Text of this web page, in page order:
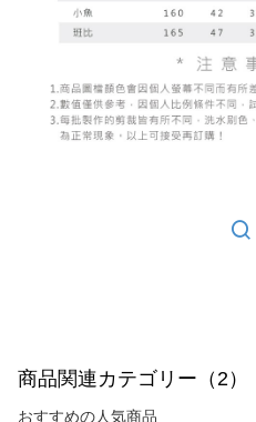
商品関連カテゴリー（2）
おすすめの人気商品